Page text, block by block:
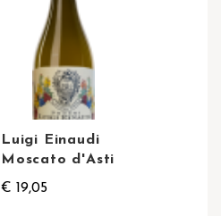
Luigi Einaudi
Moscato d'Asti
€ 19,05